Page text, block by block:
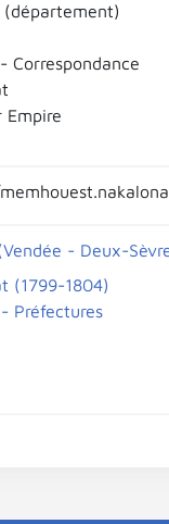
(département)
Correspondance
Empire
- Deux-
(1799-1804)
Préfectures